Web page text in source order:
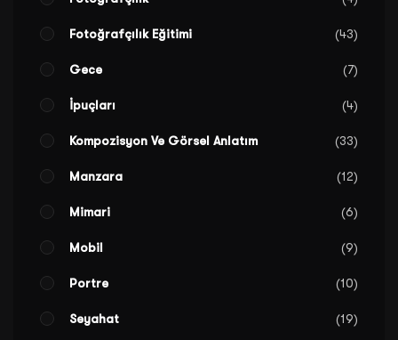
Fotoğrafçılık Eğitimi 43
Gece 7
İpuçları 4
Kompozisyon Ve Görsel Anlatım 33
Manzara 12
Mimari 6
Mobil 9
Portre 10
Seyahat 19